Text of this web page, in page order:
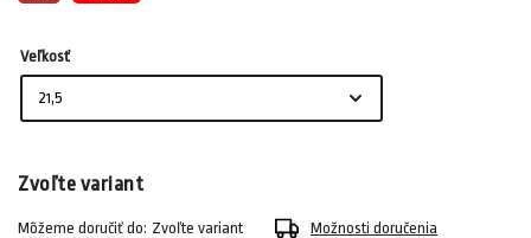
Veľkosť
Zvoľte variant
Môžeme doručiť do: Zvoľte variant Možnosti doručenia